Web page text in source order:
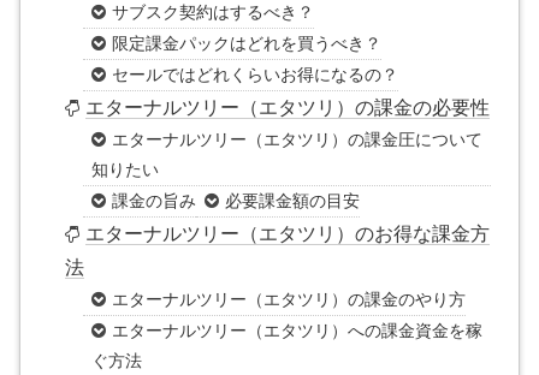
サブスク契約はするべき？
限定課金パックはどれを買うべき？
セールではどれくらいお得になるの？
エターナルツリー（エタツリ）の課金の必要性
エターナルツリー（エタツリ）の課金圧について
知りたい
課金の旨み
必要課金額の目安
エターナルツリー（エタツリ）のお得な課金方
法
エターナルツリー（エタツリ）の課金のやり方
エターナルツリー（エタツリ）への課金資金を稼
ぐ方法